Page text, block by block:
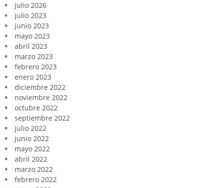
julio 2026
julio 2023
junio 2023
mayo 2023
abril 2023
marzo 2023
febrero 2023
enero 2023
diciembre 2022
noviembre 2022
octubre 2022
septiembre 2022
julio 2022
junio 2022
mayo 2022
abril 2022
marzo 2022
febrero 2022